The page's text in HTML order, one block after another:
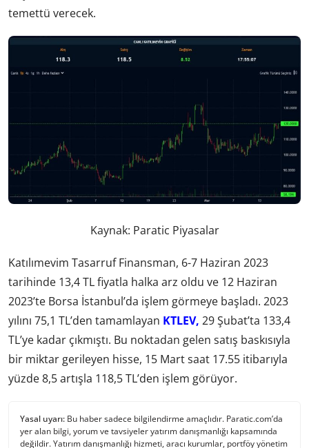
temettü verecek.
Kaynak: Paratic Piyasalar
Katılımevim Tasarruf Finansman, 6-7 Haziran 2023
tarihinde 13,4 TL fiyatla halka arz oldu ve 12 Haziran
2023’te Borsa İstanbul’da işlem görmeye başladı. 2023
yılını 75,1 TL’den tamamlayan KTLEV, 29 Şubat’ta 133,4
TL’ye kadar çıkmıştı. Bu noktadan gelen satış baskısıyla
bir miktar gerileyen hisse, 15 Mart saat 17.55 itibarıyla
yüzde 8,5 artışla 118,5 TL’den işlem görüyor.
Yasal uyarı: Bu haber sadece bilgilendirme amaçlıdır. Paratic.com’da
yer alan bilgi, yorum ve tavsiyeler yatırım danışmanlığı kapsamında
değildir. Yatırım danışmanlığı hizmeti, aracı kurumlar, portföy yönetim